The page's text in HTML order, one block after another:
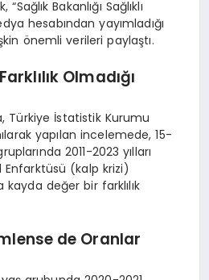
Bakanlığı Sağlıklı
hesabından yayımladığı
önemli verileri paylaştı.
Olmadığı
Türkiye İstatistik Kurumu
yapılan incelemede, 15-
2011-2023 yılları
Enfarktüsü (kalp krizi)
kayda değer bir farklılık
de Oranlar